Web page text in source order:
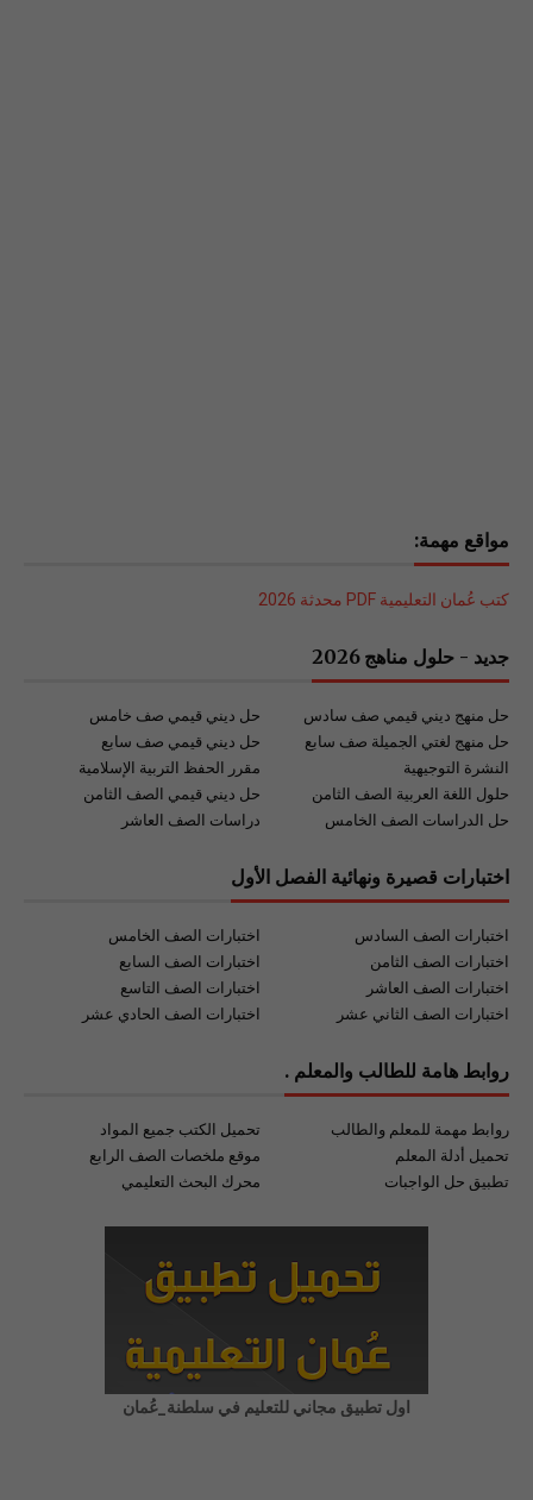
مواقع مهمة:
كتب عُمان التعليمية PDF محدثة 2026
جديد - حلول مناهج 2026
حل ديني قيمي صف خامس
حل منهج ديني قيمي صف سادس
حل ديني قيمي صف سابع
حل منهج لغتي الجميلة صف سابع
مقرر الحفظ التربية الإسلامية
النشرة التوجيهية
حل ديني قيمي الصف الثامن
حلول اللغة العربية الصف الثامن
دراسات الصف العاشر
حل الدراسات الصف الخامس
اختبارات قصيرة ونهائية الفصل الأول
اختبارات الصف الخامس
اختبارات الصف السادس
اختبارات الصف السابع
اختبارات الصف الثامن
اختبارات الصف التاسع
اختبارات الصف العاشر
اختبارات الصف الحادي عشر
اختبارات الصف الثاني عشر
روابط هامة للطالب والمعلم .
تحميل الكتب جميع المواد
روابط مهمة للمعلم والطالب
موقع ملخصات الصف الرابع
تحميل أدلة المعلم
محرك البحث التعليمي
تطبيق حل الواجبات
اول تطبيق مجاني للتعليم في سلطنة_عُمان